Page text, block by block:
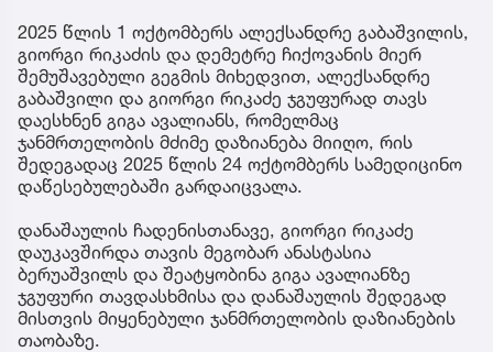
2025 წლის 1 ოქტომბერს ალექსანდრე გაბაშვილის,
გიორგი რიკაძის და დემეტრე ჩიქოვანის მიერ
შემუშავებული გეგმის მიხედვით, ალექსანდრე
გაბაშვილი და გიორგი რიკაძე ჯგუფურად თავს
დაესხნენ გიგა ავალიანს, რომელმაც
ჯანმრთელობის მძიმე დაზიანება მიიღო, რის
შედეგადაც 2025 წლის 24 ოქტომბერს სამედიცინო
დაწესებულებაში გარდაიცვალა.
დანაშაულის ჩადენისთანავე, გიორგი რიკაძე
დაუკავშირდა თავის მეგობარ ანასტასია
ბერუაშვილს და შეატყობინა გიგა ავალიანზე
ჯგუფური თავდასხმისა და დანაშაულის შედეგად
მისთვის მიყენებული ჯანმრთელობის დაზიანების
თაობაზე.